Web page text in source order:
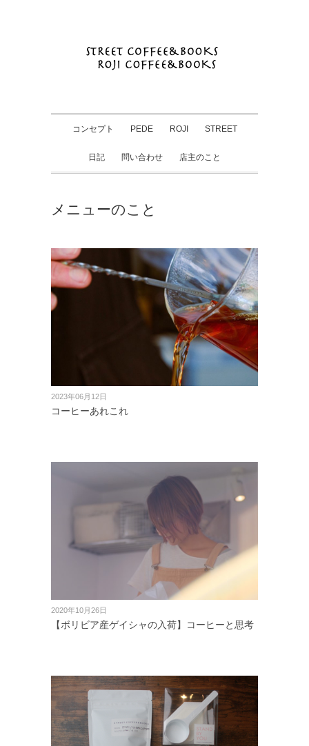
コンセプト PEDE ROJI STREET
日記 問い合わせ 店主のこと
メニューのこと
2023年06月12日
コーヒーあれこれ
2020年10月26日
【ボリビア産ゲイシャの入荷】コーヒーと思考